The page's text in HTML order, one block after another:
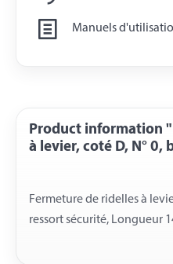
Manuels
Product information
à levier, coté D, N° 0,
Fermeture de ridelles à